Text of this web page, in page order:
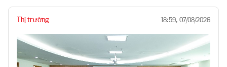
Thị trường 18:59, 07/08/2026